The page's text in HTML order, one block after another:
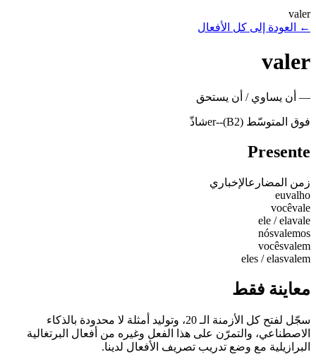
valer
←
العودة إلى كل الأفعال
valer
— أن يساوي / أن يستحق
فوق المتوسّط (B2) -
-er شاذّ
Presente
زمن المضارعالإخباري
euvalho
vocêvale
ele / elavale
nósvalemos
vocêsvalem
eles / elasvalem
معاينة فقط
سجّل لفتح كل الأزمنة الـ 20، وتوليد أمثلة لا محدودة بالذكاء
الاصطناعي، والتمرّن على هذا الفعل وغيره من أفعال البرتغالية
البرازيلية مع وضع تدريب تصريف الأفعال لدينا.